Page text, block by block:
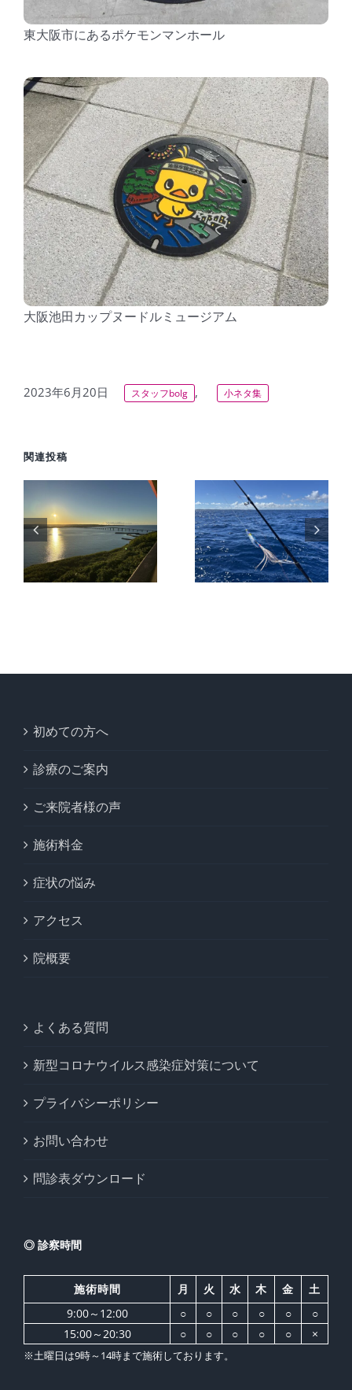
東大阪市にあるポケモンマンホール
大阪池田カップヌードルミュージアム
2023年6月20日 スタッフbolg , 小ネタ集
関連投稿
【宮古島2
日目】猛暑
の中での高
級魚を狙う
船釣りと反
【2026年】
夏の宮古島
を先取りし
た暑い1日
初めての方へ
診療のご案内
ご来院者様の声
施術料金
症状の悩み
アクセス
院概要
よくある質問
新型コロナウイルス感染症対策について
プライバシーポリシー
お問い合わせ
問診表ダウンロード
◎ 診察時間
施術時間 月 火 水 木 金
土
9:00～12:00
○ ○ ○ ○ ○
○
15:00～20:30
○ ○ ○ ○ ○ ×
※土曜日は9時～14時まで施術しております。